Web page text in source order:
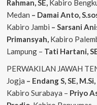
Rahman, SE, Kabiro
Medan – Damai Anto,
Kabiro Jambi – Sarsani
Primansyah, Kabiro
Lampung – Tati Hartani,
PERWAKILAN JAWAH
Jogja – Endang S, SE, M.Si,
Kabiro Surabaya – Priyo